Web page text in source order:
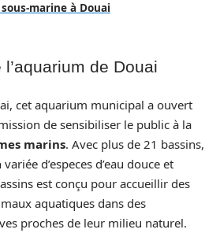
marine à Douai
de Douai
cet aquarium municipal a ouvert
de sensibiliser le public à la
marins. Avec plus de 21 bassins,
d’especes d’eau douce et
est conçu pour accueillir des
aquatiques dans des
proches de leur milieu naturel.